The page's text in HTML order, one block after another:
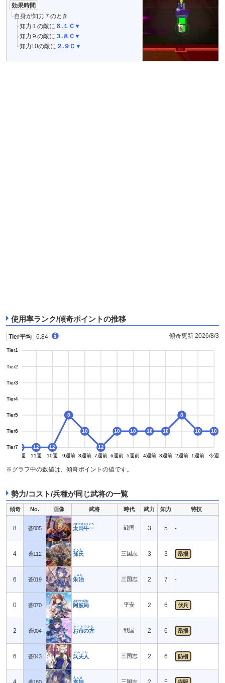
効果時間
自身が知力７のとき
知力１の敵に ６.１Ｃ▼
知力９の敵に ３.８Ｃ▼
知力10の敵に ２.９Ｃ▼
使用率ランク/傾奇ポイントの推移
Tier平均 6.84 傾奇更新 2026/8/3
Tier1
Tier2
Tier3
Tier4
Tier5
Tier6
Tier7
12週 11週 10週 9週前 8週前 7週前 6週前 5週前 4週前 3週前 2週前 1週前 今週
12 12 12 12
8
10
12
10 10 10 10
8
10 10
※グラフ中の数値は、傾奇ポイントの値です。
勢力/コスト/兵種が同じ武将の一覧
傾奇 No. 画像 武将 時代 武力 知力 特技
8 蒼005 太田牛一
おおたぎゅういち
戦国 3 5 -
4 蒼112 孫氏
そんし
三国志 3 3 昂揚
6 蒼019 朱治
しゅち
三国志 2 7 -
0 蒼070 阿波局
あわのつぼね
平安 2 6 伏兵
2 蒼004 お市の方
おいちのかた
戦国 2 6 昂揚
6 蒼043 呉夫人
ごふじん
三国志 2 6 防柵
4
えんき
三国志 2 5